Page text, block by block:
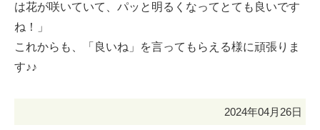
は花が咲いていて、パッと明るくなってとても良いです
ね！」
これからも、「良いね」を言ってもらえる様に頑張りま
す♪♪
2024年04月26日